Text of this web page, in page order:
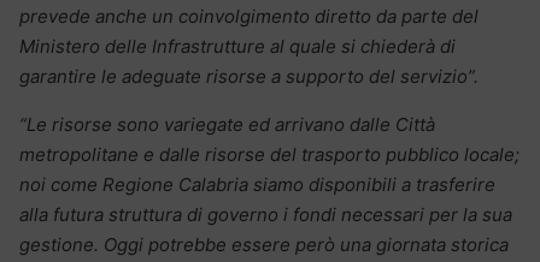
prevede anche un coinvolgimento diretto da parte del
Ministero delle Infrastrutture al quale si chiederà di
garantire le adeguate risorse a supporto del servizio”.
“Le risorse sono variegate ed arrivano dalle Città
metropolitane e dalle risorse del trasporto pubblico locale;
noi come Regione Calabria siamo disponibili a trasferire
alla futura struttura di governo i fondi necessari per la sua
gestione. Oggi potrebbe essere però una giornata storica